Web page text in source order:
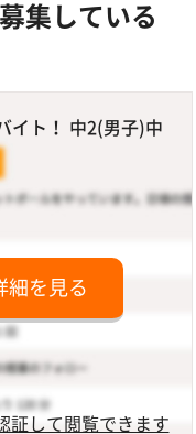
集している
イト！ 中2(男子)中
細を見る
証して閲覧できます